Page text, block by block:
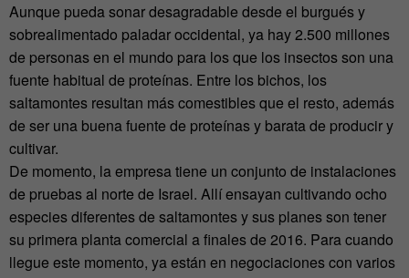
Aunque pueda sonar desagradable desde el burgués y
sobrealimentado paladar occidental, ya hay 2.500 millones
de personas en el mundo para los que los insectos son una
fuente habitual de proteínas. Entre los bichos, los
saltamontes resultan más comestibles que el resto, además
de ser una buena fuente de proteínas y barata de producir y
cultivar.
De momento, la empresa tiene un conjunto de instalaciones
de pruebas al norte de Israel. Allí ensayan cultivando ocho
especies diferentes de saltamontes y sus planes son tener
su primera planta comercial a finales de 2016. Para cuando
llegue este momento, ya están en negociaciones con varios